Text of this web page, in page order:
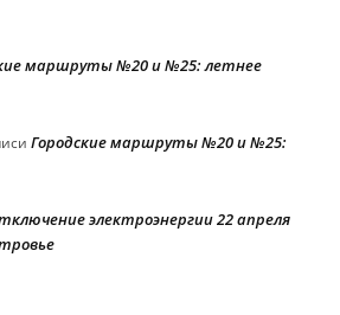
маршруты №20 и №25: летнее
Городские маршруты №20 и №25:
электроэнергии 22 апреля